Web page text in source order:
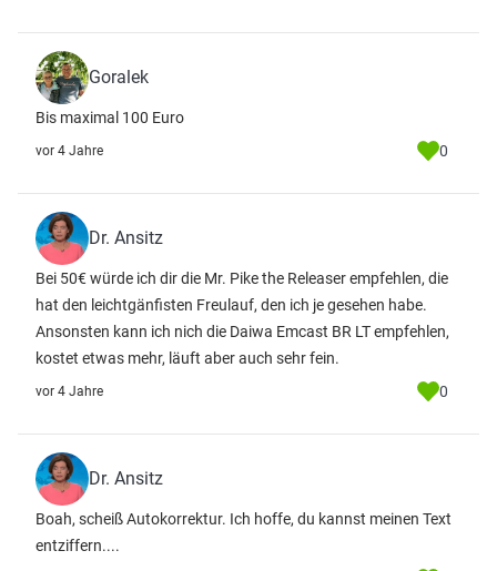
Goralek
Bis maximal 100 Euro
vor 4 Jahre 0
Dr. Ansitz
Bei 50€ würde ich dir die Mr. Pike the Releaser empfehlen, die
hat den leichtgänfisten Freulauf, den ich je gesehen habe.
Ansonsten kann ich nich die Daiwa Emcast BR LT empfehlen,
kostet etwas mehr, läuft aber auch sehr fein.
vor 4 Jahre 0
Dr. Ansitz
Boah, scheiß Autokorrektur. Ich hoffe, du kannst meinen Text
entziffern....